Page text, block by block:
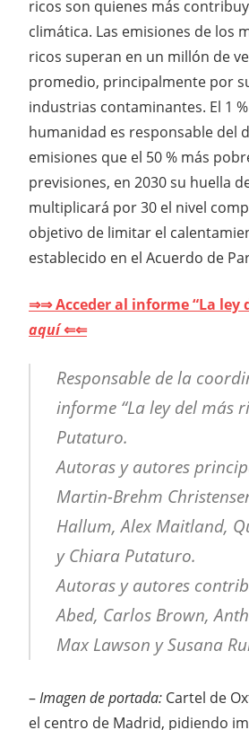
ricos son quienes más
climática. Las emisiones de los
ricos superan en un millón de
promedio, principalmente por
industrias contaminantes. El 1
humanidad es responsable del
emisiones que el 50 % más
previsiones, en 2030 su huella
multiplicará por 30 el nivel
objetivo de limitar el
establecido en el Acuerdo de
⇒⇒ Acceder al informe “La ley
aquí⇐⇐
Responsable de la
informe “La ley del más
Putaturo.
Autoras y autores
Martin-Brehm
Hallum, Alex Maitland,
y Chiara Putaturo.
Autoras y autores
Abed, Carlos Brown,
Max Lawson y Susana
–Imagen de portada: Cartel de
el centro de Madrid, pidiendo